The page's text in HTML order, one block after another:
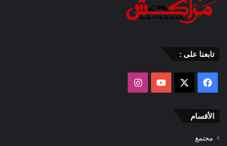
تابعنا على :
فيسبوك ‫YouTube
الأقسام
مجتمع